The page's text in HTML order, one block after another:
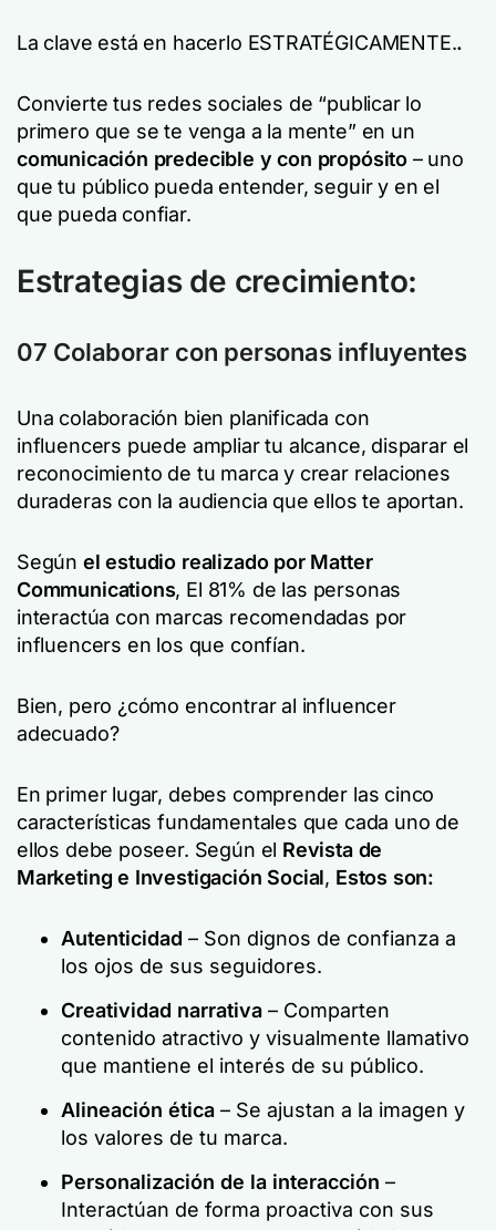
La clave está en hacerlo ESTRATÉGICAMENTE..
Convierte tus redes sociales de “publicar lo
primero que se te venga a la mente” en un
comunicación predecible y con propósito– uno
que tu público pueda entender, seguir y en el
que pueda confiar.
Estrategias de crecimiento:
07 Colaborar con personas influyentes
Una colaboración bien planificada con
influencers puede ampliar tu alcance, disparar el
reconocimiento de tu marca y crear relaciones
duraderas con la audiencia que ellos te aportan.
Según el estudio realizado por Matter
Communications, El 81% de las personas
interactúa con marcas recomendadas por
influencers en los que confían.
Bien, pero ¿cómo encontrar al influencer
adecuado?
En primer lugar, debes comprender las cinco
características fundamentales que cada uno de
ellos debe poseer. Según el Revista de
Marketing e Investigación Social, Estos son:
Autenticidad – Son dignos de confianza a
los ojos de sus seguidores.
Creatividad narrativa – Comparten
contenido atractivo y visualmente llamativo
que mantiene el interés de su público.
Alineación ética – Se ajustan a la imagen y
los valores de tu marca.
Personalización de la interacción –
Interactúan de forma proactiva con sus